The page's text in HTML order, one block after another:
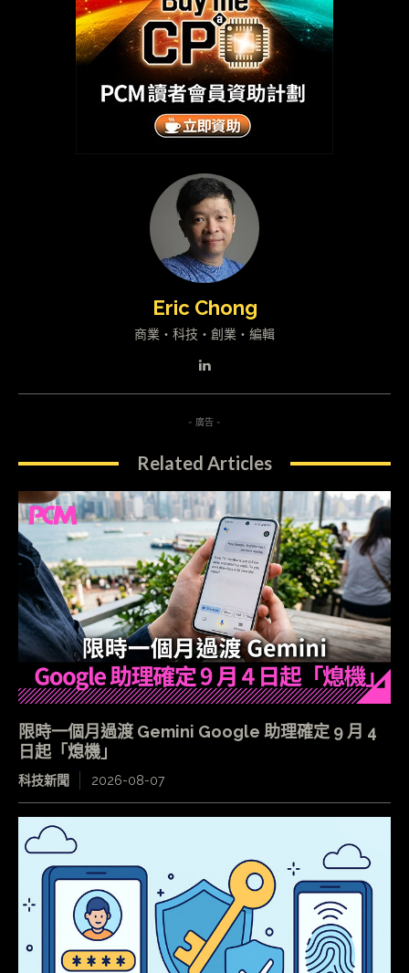
Eric Chong
商業・科技・創業・編輯
- 廣告 -
Related Articles
限時一個月過渡 Gemini Google 助理確定 9 月 4
日起「熄機」
科技新聞 2026-08-07